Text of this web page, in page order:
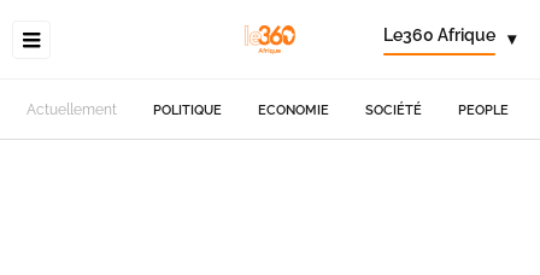
Le360 Afrique ▾
Actuellement POLITIQUE ECONOMIE SOCIÉTÉ PEOPLE